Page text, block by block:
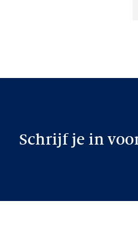
Schrijf je in